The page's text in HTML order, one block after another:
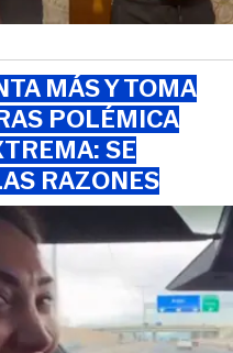
MÁS Y TOMA
POLÉMICA
SE
RAZONES